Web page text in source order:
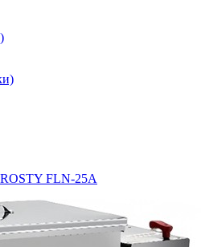
FLN-25А